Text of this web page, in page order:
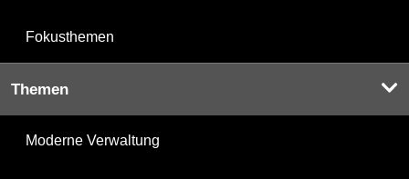
Fokusthemen
Themen
Moderne Verwaltung